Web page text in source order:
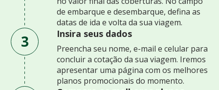
de embarque e desembarque, defina as
datas de ida e volta da sua viagem.
3 Insira seus dados
Preencha seu nome, e-mail e celular para
concluir a cotação da sua viagem. Iremos
apresentar uma página com os melhores
planos promocionais do momento.